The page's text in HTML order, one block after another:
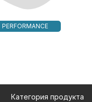
PERFORMANCE
Категория продукта